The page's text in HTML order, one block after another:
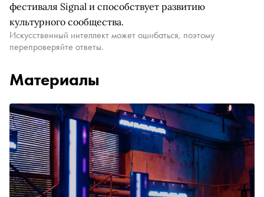
фестиваля Signal и способствует развитию
культурного сообщества.
Искусственный интеллект может ошибаться, поэтому
перепроверяйте ответы.
Материалы